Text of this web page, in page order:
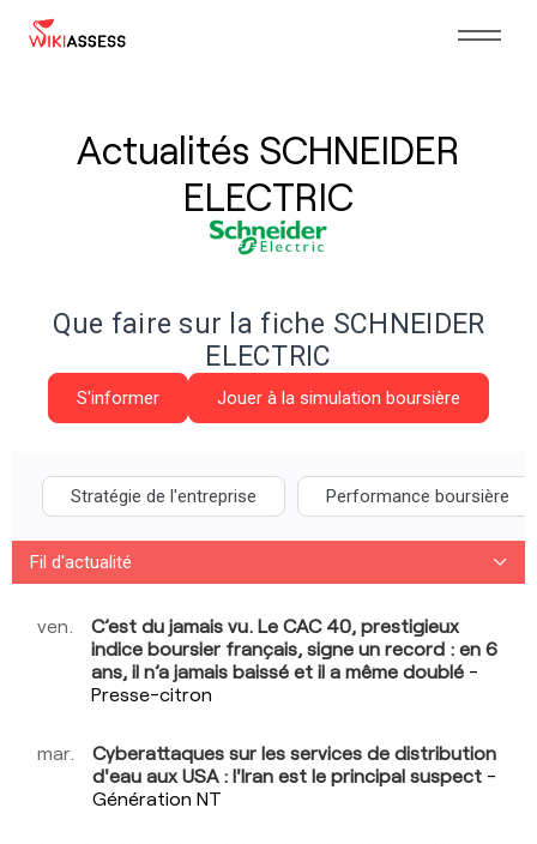
Actualités SCHNEIDER
ELECTRIC
Que faire sur la fiche SCHNEIDER
ELECTRIC
S'informer Jouer à la simulation boursière
Stratégie de l'entreprise Performance boursière
Performance boursière
Fil d'actualité
Consulter les avis
Consulter les articles
ven.
C’est du jamais vu. Le CAC 40, prestigieux
indice boursier français, signe un record : en 6
ans, il n’a jamais baissé et il a même doublé -
Presse-citron
mar.
Cyberattaques sur les services de distribution
d'eau aux USA : l'Iran est le principal suspect -
Génération NT